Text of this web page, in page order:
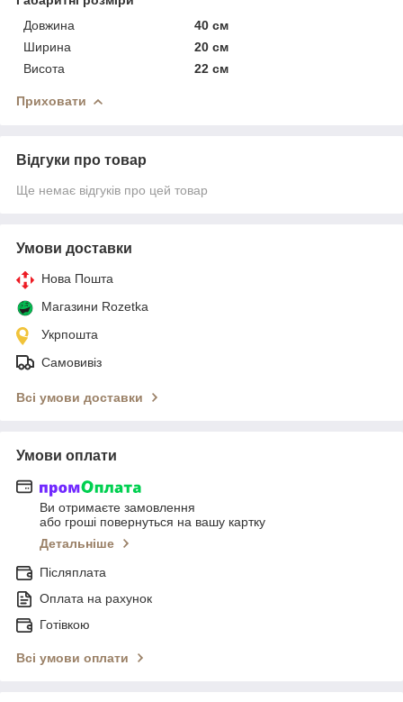
Довжина
40 см
Ширина
20 см
Висота
22 см
Приховати
Відгуки про товар
Ще немає відгуків про цей товар
Умови доставки
Нова Пошта
Магазини Rozetka
Укрпошта
Самовивіз
Всі умови доставки
Умови оплати
Ви отримаєте замовлення
або гроші повернуться на вашу картку
Детальніше
Післяплата
Оплата на рахунок
Готівкою
Всі умови оплати